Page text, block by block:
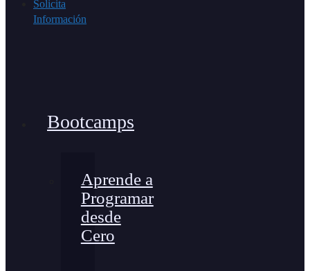
Solicita
Información
Bootcamps
Aprende a
Programar
desde
Cero